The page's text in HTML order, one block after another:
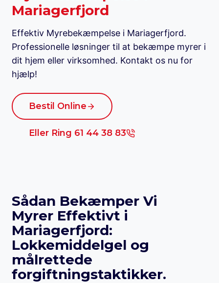
Mariagerfjord
Effektiv Myrebekæmpelse i Mariagerfjord.
Professionelle løsninger til at bekæmpe myrer i
dit hjem eller virksomhed. Kontakt os nu for
hjælp!
Bestil Online
Eller Ring 61 44 38 83
Sådan Bekæmper Vi
Myrer Effektivt i
Mariagerfjord:
Lokkemiddelgel og
målrettede
forgiftningstaktikker.